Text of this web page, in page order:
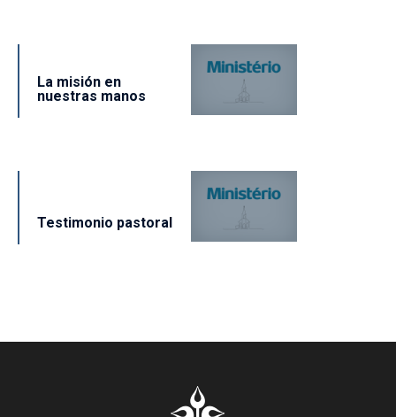
La misión en
nuestras manos
Testimonio pastoral